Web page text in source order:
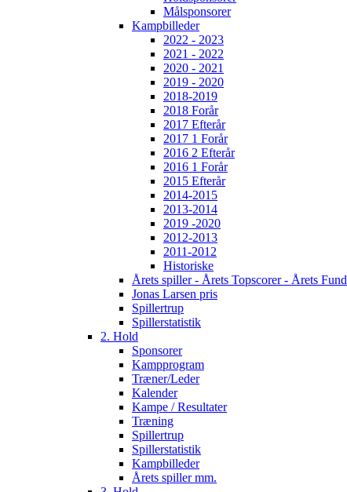
Målsponsorer
Kampbilleder
2022 - 2023
2021 - 2022
2020 - 2021
2019 - 2020
2018-2019
2018 Forår
2017 Efterår
2017 1 Forår
2016 2 Efterår
2016 1 Forår
2015 Efterår
2014-2015
2013-2014
2019 -2020
2012-2013
2011-2012
Historiske
Årets spiller - Årets Topscorer - Årets Fund
Jonas Larsen pris
Spillertrup
Spillerstatistik
2. Hold
Sponsorer
Kampprogram
Træner/Leder
Kalender
Kampe / Resultater
Træning
Spillertrup
Spillerstatistik
Kampbilleder
Årets spiller mm.